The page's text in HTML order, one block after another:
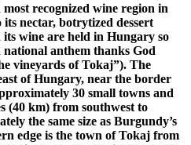
recognized wine region in
nectar, botrytized dessert
wine are held in Hungary so
anthem thanks God
vineyards of Tokaj”). The
of Hungary, near the border
30 small towns and
(40 km) from southwest to
the same size as Burgundy’s
edge is the town of Tokaj from